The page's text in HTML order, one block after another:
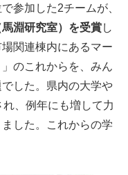
参加した2チームが、
淵研究室）を受賞し
関連棟内にあるマー
」のこれからを、みん
した。県内の大学や
、例年にも増して力
した。これからの学